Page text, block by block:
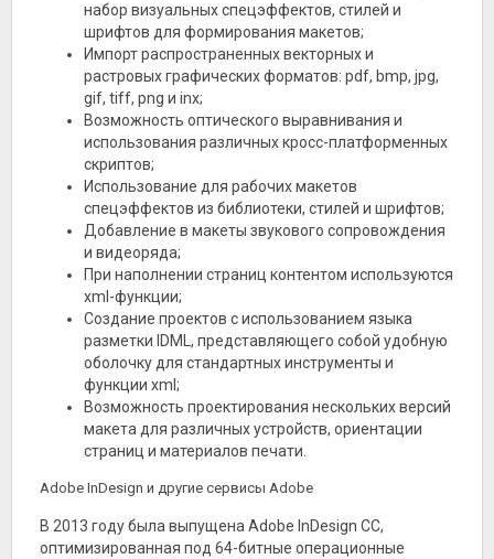
набор визуальных спецэффектов, стилей и
шрифтов для формирования макетов;
Импорт распространенных векторных и
растровых графических форматов: pdf, bmp, jpg,
gif, tiff, png и inx;
Возможность оптического выравнивания и
использования различных кросс-платформенных
скриптов;
Использование для рабочих макетов
спецэффектов из библиотеки, стилей и шрифтов;
Добавление в макеты звукового сопровождения
и видеоряда;
При наполнении страниц контентом используются
xml-функции;
Создание проектов с использованием языка
разметки IDML, представляющего собой удобную
оболочку для стандартных инструменты и
функции xml;
Возможность проектирования нескольких версий
макета для различных устройств, ориентации
страниц и материалов печати.
Adobe InDesign и другие сервисы Adobe
В 2013 году была выпущена Adobe InDesign CC,
оптимизированная под 64-битные операционные